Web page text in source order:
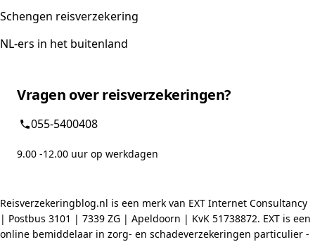
Schengen reisverzekering
NL-ers in het buitenland
Vragen over reisverzekeringen?
055-5400408
9.00 -12.00 uur op werkdagen
Reisverzekeringblog.nl is een merk van EXT Internet Consultancy
| Postbus 3101 | 7339 ZG | Apeldoorn | KvK 51738872. EXT is een
online bemiddelaar in zorg- en schadeverzekeringen particulier -